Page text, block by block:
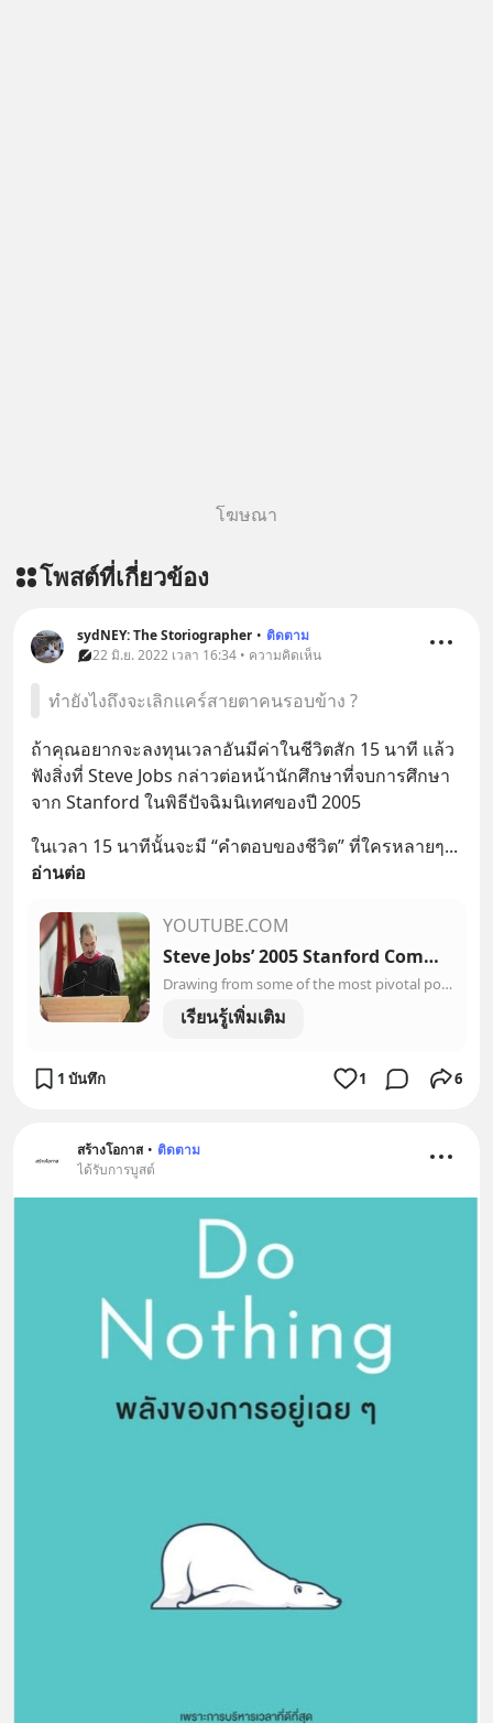
โฆษณา
โพสต์ที่เกี่ยวข้อง
sydNEY: The Storiographer • ติดตาม
22 มิ.ย. 2022 เวลา 16:34 • ความคิดเห็น
ทำยังไงถึงจะเลิกแคร์สายตาคนรอบข้าง ?
ถ้าคุณอยากจะลงทุนเวลาอันมีค่าในชีวิตสัก 15 นาที แล้ว
ฟังสิ่งที่ Steve Jobs กล่าวต่อหน้านักศึกษาที่จบการศึกษา
จาก Stanford ในพิธีปัจฉิมนิเทศของปี 2005
ในเวลา 15 นาทีนั้นจะมี “คำตอบของชีวิต” ที่ใครหลายๆ
อ่านต่อ
YOUTUBE.COM
Steve Jobs’ 2005 Stanford Commencement Address
Drawing from some of the most pivotal points in his life, Steve Jobs, chief executive officer and co-founder of Apple Computer and of Pixar Animation Studios...
เรียนรู้เพิ่มเติม
1 บันทึก 1 6
สร้างโอกาส • ติดตาม
ได้รับการบูสต์